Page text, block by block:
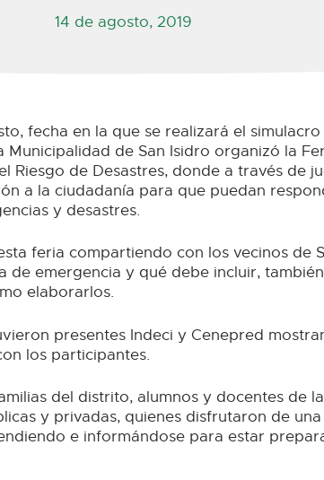
14 de agosto, 2019
fecha en la que se realizará el
Municipalidad de San Isidro organizó la
Riesgo de Desastres, donde a través de
a la ciudadanía para que puedan
y desastres.
feria compartiendo con los vecinos de
de emergencia y qué debe incluir,
elaborarlos.
presentes Indeci y Cenepred
los participantes.
del distrito, alumnos y docentes de
y privadas, quienes disfrutaron de
e informándose para estar